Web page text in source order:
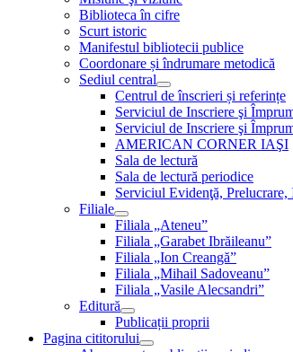
Biblioteca în cifre
Scurt istoric
Manifestul bibliotecii publice
Coordonare și îndrumare metodică
Sediul central
Centrul de înscrieri și referințe
Serviciul de Inscriere şi
Serviciul de Inscriere şi
AMERICAN CORNER IAŞI
Sala de lectură
Sala de lectură periodice
Serviciul Evidenţă,
Filiale
Filiala „Ateneu”
Filiala „Garabet Ibrăileanu”
Filiala „Ion Creangă”
Filiala „Mihail Sadoveanu”
Filiala „Vasile Alecsandri”
Editură
Publicații proprii
Pagina cititorului